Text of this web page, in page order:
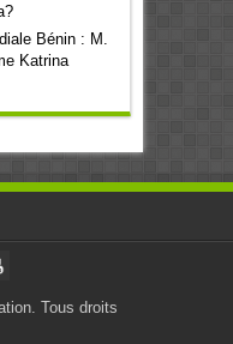
Bénin : M.
Katrina
Tous droits